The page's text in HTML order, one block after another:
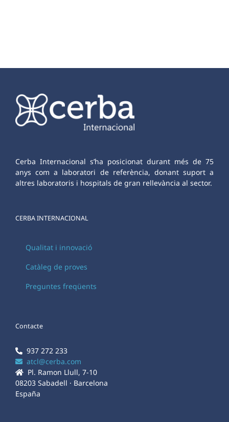
Cerba Internacional s’ha posicionat durant més de 75
anys com a laboratori de referència, donant suport a
altres laboratoris i hospitals de gran rellevància al sector.
CERBA INTERNACIONAL
Qualitat i innovació
Catàleg de proves
Preguntes freqüents
Contacte
937 272 233
atcl@cerba.com
Pl. Ramon Llull, 7-10
08203 Sabadell · Barcelona
España